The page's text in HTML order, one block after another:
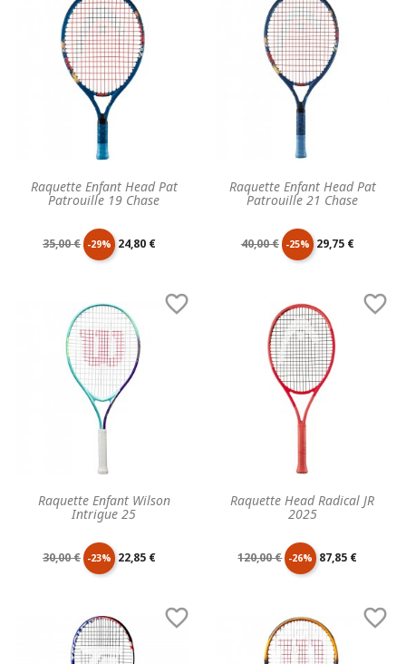
base base
Raquette Enfant Head Pat
Patrouille 19 Chase
Prix
base
35,00 € -29% Prix
24,80 €
Raquette Enfant Head Pat
Patrouille 21 Chase
Prix
40,00 € -25% Prix
29,75 €
Raquette Enfant Wilson
Intrigue 25

Prix
30,00 € -23% Prix
22,85 €
Raquette Head Radical JR
2025

Prix
base
120,00 € -26% Prix
87,85 €
 